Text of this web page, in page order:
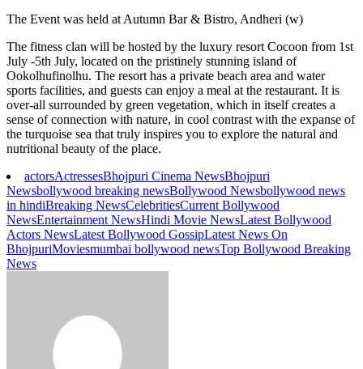
The Event was held at Autumn Bar & Bistro, Andheri (w)
The fitness clan will be hosted by the luxury resort Cocoon from 1st
July -5th July, located on the pristinely stunning island of
Ookolhufinolhu. The resort has a private beach area and water
sports facilities, and guests can enjoy a meal at the restaurant. It is
over-all surrounded by green vegetation, which in itself creates a
sense of connection with nature, in cool contrast with the expanse of
the turquoise sea that truly inspires you to explore the natural and
nutritional beauty of the place.
actorsActressesBhojpuri Cinema NewsBhojpuri
Newsbollywood breaking newsBollywood Newsbollywood news
in hindiBreaking NewsCelebritiesCurrent Bollywood
NewsEntertainment NewsHindi Movie NewsLatest Bollywood
Actors NewsLatest Bollywood GossipLatest News On
BhojpuriMoviesmumbai bollywood newsTop Bollywood Breaking
News